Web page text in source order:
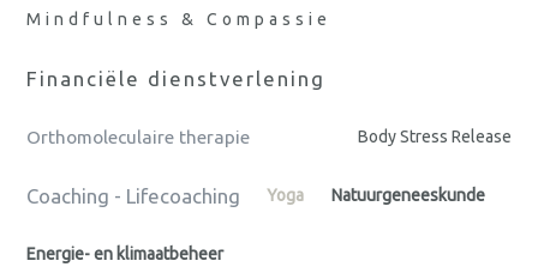
Mindfulness & Compassie
Financiële dienstverlening
Orthomoleculaire therapie Body Stress Release
Coaching - Lifecoaching Yoga Natuurgeneeskunde
Energie- en klimaatbeheer